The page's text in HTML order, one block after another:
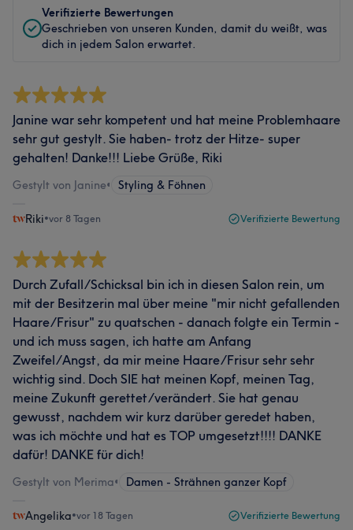
Verifizierte Bewertungen
Geschrieben von unseren Kunden, damit du weißt, was
dich in jedem Salon erwartet.
Janine war sehr kompetent und hat meine Problemhaare
sehr gut gestylt. Sie haben- trotz der Hitze- super
gehalten! Danke!!! Liebe Grüße, Riki
Gestylt von Janine• Styling & Föhnen
Riki•vor 8 Tagen Verifizierte Bewertung
Durch Zufall/Schicksal bin ich in diesen Salon rein, um
mit der Besitzerin mal über meine "mir nicht gefallenden
Haare/Frisur" zu quatschen - danach folgte ein Termin -
und ich muss sagen, ich hatte am Anfang
Zweifel/Angst, da mir meine Haare/Frisur sehr sehr
wichtig sind. Doch SIE hat meinen Kopf, meinen Tag,
meine Zukunft gerettet/verändert. Sie hat genau
gewusst, nachdem wir kurz darüber geredet haben,
was ich möchte und hat es TOP umgesetzt!!!! DANKE
dafür! DANKE für dich!
Gestylt von Merima• Damen - Strähnen ganzer Kopf
Angelika•vor 18 Tagen Verifizierte Bewertung